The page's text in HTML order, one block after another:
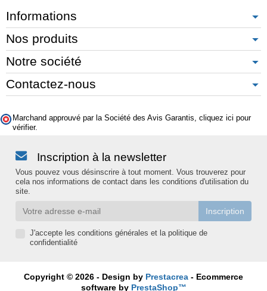
Informations
Nos produits
Notre société
Contactez-nous
Marchand approuvé par la Société des Avis Garantis, cliquez ici pour
vérifier.
Inscription à la newsletter
Vous pouvez vous désinscrire à tout moment. Vous trouverez pour
cela nos informations de contact dans les conditions d'utilisation du
site.
J'accepte les conditions générales et la politique de
confidentialité
Copyright © 2026 - Design by Prestacrea - Ecommerce
software by PrestaShop™